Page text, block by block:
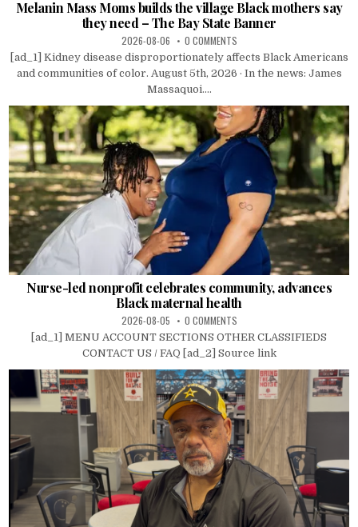
Melanin Mass Moms builds the village Black mothers say
they need – The Bay State Banner
2026-08-06 0 COMMENTS
[ad_1] Kidney disease disproportionately affects Black Americans
and communities of color. August 5th, 2026 · In the news: James
Massaquoi....
Nurse-led nonprofit celebrates community, advances
Black maternal health
2026-08-05 0 COMMENTS
[ad_1] MENU ACCOUNT SECTIONS OTHER CLASSIFIEDS
CONTACT US / FAQ [ad_2] Source link